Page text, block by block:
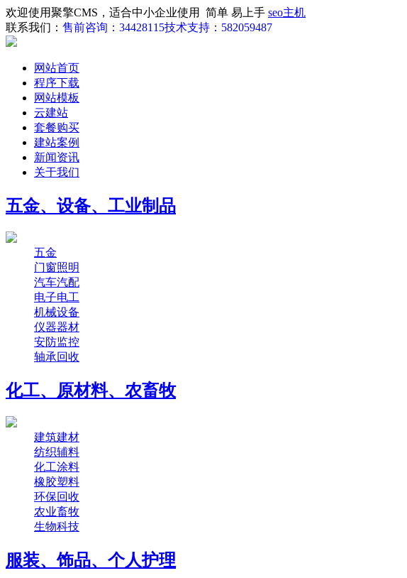
欢迎使用聚擎CMS，适合中小企业使用 简单 易上手 seo主机
联系我们： 售前咨询：34428115技术支持：582059487
网站首页
程序下载
网站模板
云建站
套餐购买
建站案例
新闻资讯
关于我们
五金、设备、工业制品
五金
门窗照明
汽车汽配
电子电工
机械设备
仪器器材
安防监控
轴承回收
化工、原材料、农畜牧
建筑建材
纺织辅料
化工涂料
橡胶塑料
环保回收
农业畜牧
生物科技
服装、饰品、个人护理